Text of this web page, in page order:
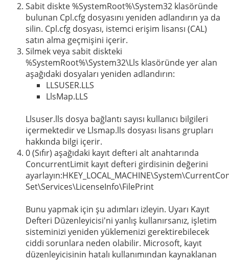
Sabit diskte %SystemRoot%\System32 klasöründe
bulunan Cpl.cfg dosyasını yeniden adlandırın ya da
silin. Cpl.cfg dosyası, istemci erişim lisansı (CAL)
satın alma geçmişini içerir.
Silmek veya sabit diskteki
%SystemRoot%\System32\Lls klasöründe yer alan
aşağıdaki dosyaları yeniden adlandırın:
LLSUSER.LLS
LlsMap.LLS
Llsuser.lls dosya bağlantı sayısı kullanıcı bilgileri
içermektedir ve Llsmap.lls dosyası lisans grupları
hakkında bilgi içerir.
0 (Sıfır) aşağıdaki kayıt defteri alt anahtarında
ConcurrentLimit kayıt defteri girdisinin değerini
Set\Services\LicenseInfo\FilePrint
Bunu yapmak için şu adımları izleyin. Uyarı Kayıt
Defteri Düzenleyicisi'ni yanlış kullanırsanız, işletim
sisteminizi yeniden yüklemenizi gerektirebilecek
ciddi sorunlara neden olabilir. Microsoft, kayıt
düzenleyicisinin hatalı kullanımından kaynaklanan